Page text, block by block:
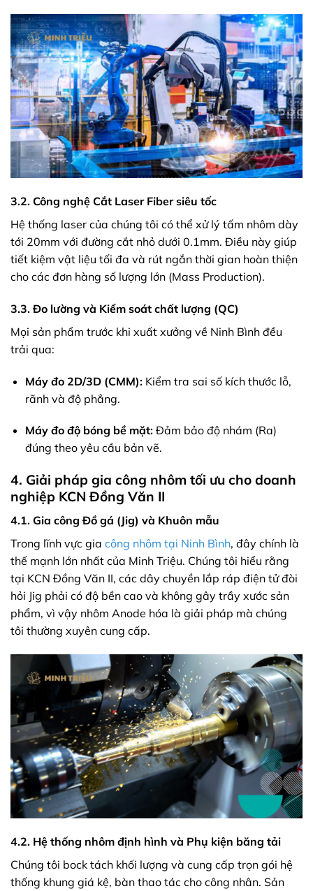
3.2. Công nghệ Cắt Laser Fiber siêu tốc
Hệ thống laser của chúng tôi có thể xử lý tấm nhôm dày
tới 20mm với đường cắt nhỏ dưới 0.1mm. Điều này giúp
tiết kiệm vật liệu tối đa và rút ngắn thời gian hoàn thiện
cho các đơn hàng số lượng lớn (Mass Production).
3.3. Đo lường và Kiểm soát chất lượng (QC)
Mọi sản phẩm trước khi xuất xưởng về Ninh Bình đều
trải qua:
Máy đo 2D/3D (CMM):Kiểm tra sai số kích thước lỗ,
rãnh và độ phẳng.
Máy đo độ bóng bề mặt:Đảm bảo độ nhám (Ra)
đúng theo yêu cầu bản vẽ.
4. Giải pháp gia công nhôm tối ưu cho doanh
nghiệp KCN Đồng Văn II
4.1. Gia công Đồ gá (Jig) và Khuôn mẫu
Trong lĩnh vực gia công nhôm tại Ninh Bình, đây chính là
thế mạnh lớn nhất của Minh Triệu. Chúng tôi hiểu rằng
tại KCN Đồng Văn II, các dây chuyền lắp ráp điện tử đòi
hỏi Jig phải có độ bền cao và không gây trầy xước sản
phẩm, vì vậy nhôm Anode hóa là giải pháp mà chúng
tôi thường xuyên cung cấp.
4.2. Hệ thống nhôm định hình và Phụ kiện băng tải
Chúng tôi bock tách khối lượng và cung cấp trọn gói hệ
thống khung giá kệ, bàn thao tác cho công nhân. Sản